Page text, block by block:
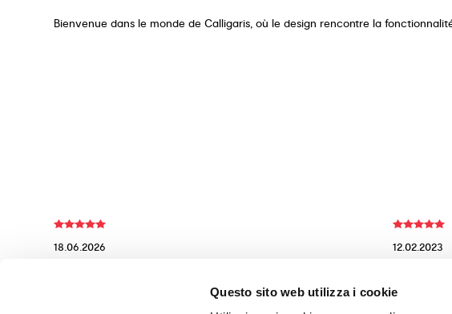
Questo sito web utilizza i cookie
Bienvenue dans le monde de Calligaris, où le design rencontre la
18.06.2026
Ottima esperienza! Consulente alle vendite molto gentile,
12.02.2023
Un bello